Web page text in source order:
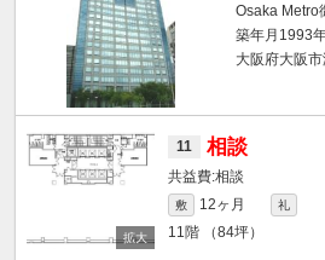
Osaka Metro
築年月1993
大阪府大阪
11 相談
相談
敷 12ヶ月 礼
11階 （84坪）